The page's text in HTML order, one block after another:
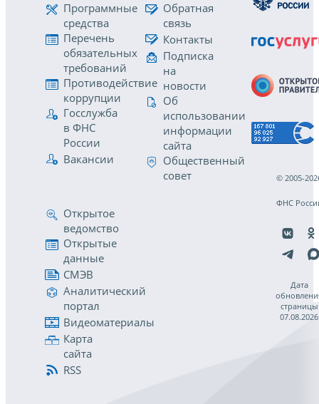
Программные
средства
Перечень
обязательных
требований
Противодействие
коррупции
Госслужба
в ФНС
России
Вакансии
Обратная
связь
Контакты
Подписка
на
новости
Об
использовании
информации
сайта
Общественный
совет
Открытое
ведомство
Открытые
данные
СМЭВ
Аналитический
портал
Видеоматериалы
Карта
сайта
RSS
© 2005-
ФНС
Дата
страницы
07.08.2026